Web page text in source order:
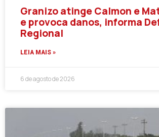
Granizo atinge Calmon e
e provoca danos, informa
Regional
LEIA MAIS »
6 de agosto de 2026